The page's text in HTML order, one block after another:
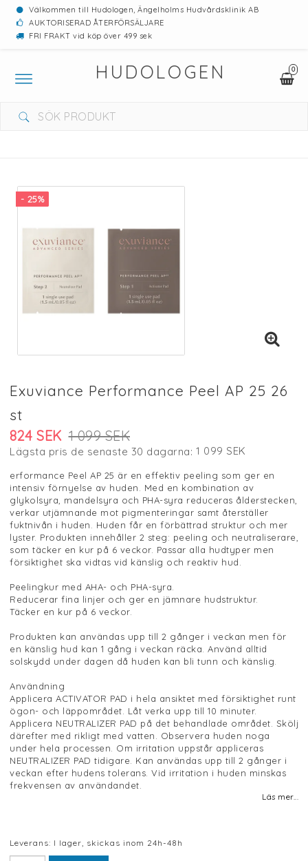
Välkommen till Hudologen, Ängelholms Hudvårdsklinik AB
AUKTORISERAD ÅTERFÖRSÄLJARE
FRI FRAKT vid köp över 499 sek
HUDOLOGEN 0
Toggle
navigation
- 25%
Exuviance Performance Peel AP 25 26
st
1 099 SEK
824 SEK
Lägsta pris de senaste 30 dagarna 1 099 SEK
erformance Peel AP 25 är en effektiv peeling som ger en
intensiv förnyelse av huden. Med en kombination av
glykolsyra, mandelsyra och PHA-syra reduceras ålderstecken,
verkar utjämnande mot pigmenteringar samt återställer
fuktnivån i huden. Huden får en förbättrad struktur och mer
lyster. Produkten innehåller 2 steg: peeling och neutraliserare,
som täcker en kur på 6 veckor. Passar alla hudtyper men
försiktighet ska vidtas vid känslig och reaktiv hud.
Peelingkur med AHA- och PHA-syra.
Reducerar fina linjer och ger en jämnare hudstruktur.
Täcker en kur på 6 veckor.
Produkten kan användas upp till 2 gånger i veckan men för
en känslig hud kan 1 gång i veckan räcka. Använd alltid
solskydd under dagen då huden kan bli tunn och känslig.
Användning
Applicera ACTIVATOR PAD i hela ansiktet med försiktighet runt
ögon- och läppområdet. Låt verka upp till 10 minuter.
Applicera NEUTRALIZER PAD på det behandlade området. Skölj
därefter med rikligt med vatten. Observera huden noga
under hela processen. Om irritation uppstår appliceras
NEUTRALIZER PAD tidigare. Kan användas upp till 2 gånger i
veckan efter hudens tolerans. Vid irritation i huden minskas
frekvensen av användandet.
Läs mer...
Leverans: I lager, skickas inom 24h-48h